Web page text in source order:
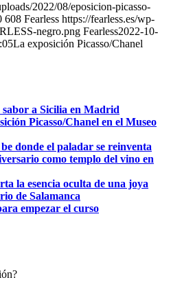
2022/08/eposicion-picasso-
608 Fearless https://fearless.es/wp-
negro.png Fearless2022-10-
La exposición Picasso/Chanel
a Sicilia en Madrid
Picasso/Chanel en el Museo
donde el paladar se reinventa
como templo del vino en
la esencia oculta de una joya
de Salamanca
empezar el curso